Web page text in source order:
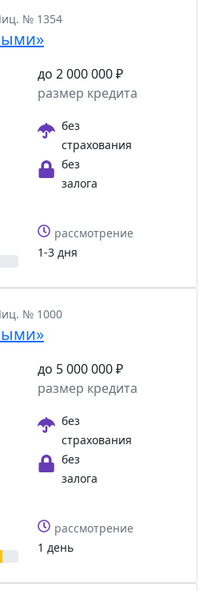
№ 1354
до 2 000 000 ₽
размер кредита
без
страхования
без
залога
рассмотрение
1-3 дня
№ 1000
до 5 000 000 ₽
размер кредита
без
страхования
без
залога
рассмотрение
1 день